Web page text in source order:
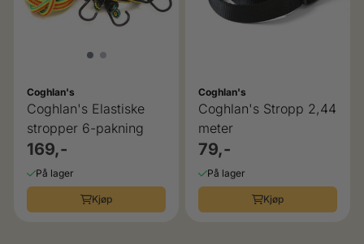
Coghlan's
Coghlan's Elastiske
stropper 6-pakning
169,-
På lager
Kjøp
Coghlan's
Coghlan's Stropp 2,44
meter
79,-
På lager
Kjøp